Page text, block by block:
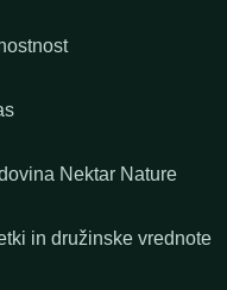
Nektar Nature
in družinske vrednote